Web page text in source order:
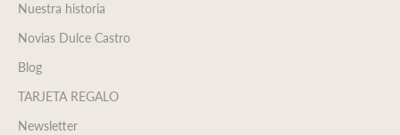
Nuestra historia
Novias Dulce Castro
Blog
TARJETA REGALO
Newsletter